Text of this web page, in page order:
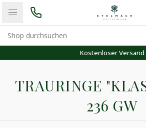
Kostenloser Versand
TRAURINGE
236 GW